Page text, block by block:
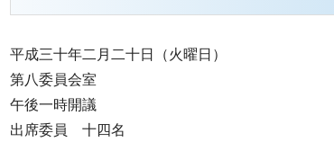
平成三十年二月二十日（火曜日）
第八委員会室
午後一時開議
出席委員 十四名